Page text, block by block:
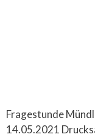
Fragestunde
14.05.2021